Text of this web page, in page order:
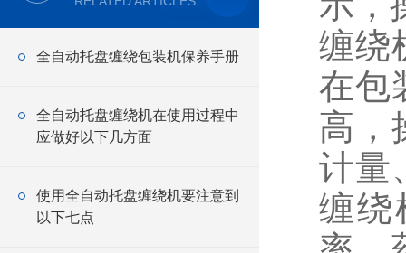
全自动托盘缠绕包装机保养手册
全自动托盘缠绕机在使用过程中
应做好以下几方面
使用全自动托盘缠绕机要注意到
以下七点
缠绕
在包
高，
计量
缠绕